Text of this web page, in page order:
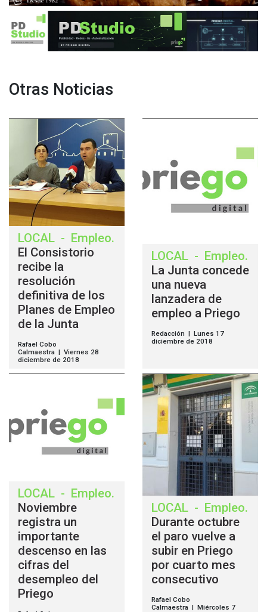
Otras Noticias
LOCAL - Empleo.
El Consistorio
recibe la
resolución
definitiva de los
Planes de Empleo
de la Junta
Rafael Cobo
Calmaestra | Viernes 28
diciembre de 2018
LOCAL - Empleo.
La Junta concede
una nueva
lanzadera de
empleo a Priego
Redacción | Lunes 17
diciembre de 2018
LOCAL - Empleo.
Noviembre
registra un
importante
descenso en las
cifras del
desempleo del
Priego
LOCAL - Empleo.
Durante octubre
el paro vuelve a
subir en Priego
por cuarto mes
consecutivo
Rafael Cobo
Calmaestra | Miércoles 7